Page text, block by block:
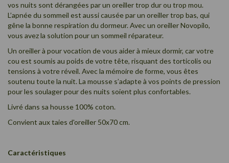
vos nuits sont dérangées par un oreiller trop dur ou trop mou.
L’apnée du sommeil est aussi causée par un oreiller trop bas, qui
gêne la bonne respiration du dormeur. Avec un oreiller Novopilo,
vous avez la solution pour un sommeil réparateur.
Un oreiller à pour vocation de vous aider à mieux dormir, car votre
cou est soumis au poids de votre tête, risquant des torticolis ou
tensions à votre réveil. Avec la mémoire de forme, vous êtes
soutenu toute la nuit. La mousse s’adapte à vos points de pression
pour les soulager pour des nuits soient plus confortables.
Livré dans sa housse 100% coton.
Convient aux taies d'oreiller 50x70 cm.
Caractéristiques